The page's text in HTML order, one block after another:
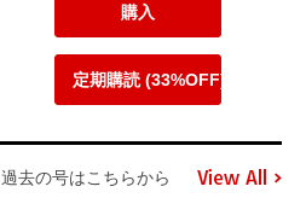
購入
定期購読 (33%OFF)
過去の号はこちらから View All